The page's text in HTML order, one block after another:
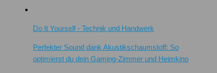
Do It Yourself - Technik und Handwerk
Perfekter Sound dank Akustikschaumstoff: So
optimierst du dein Gaming-Zimmer und Heimkino